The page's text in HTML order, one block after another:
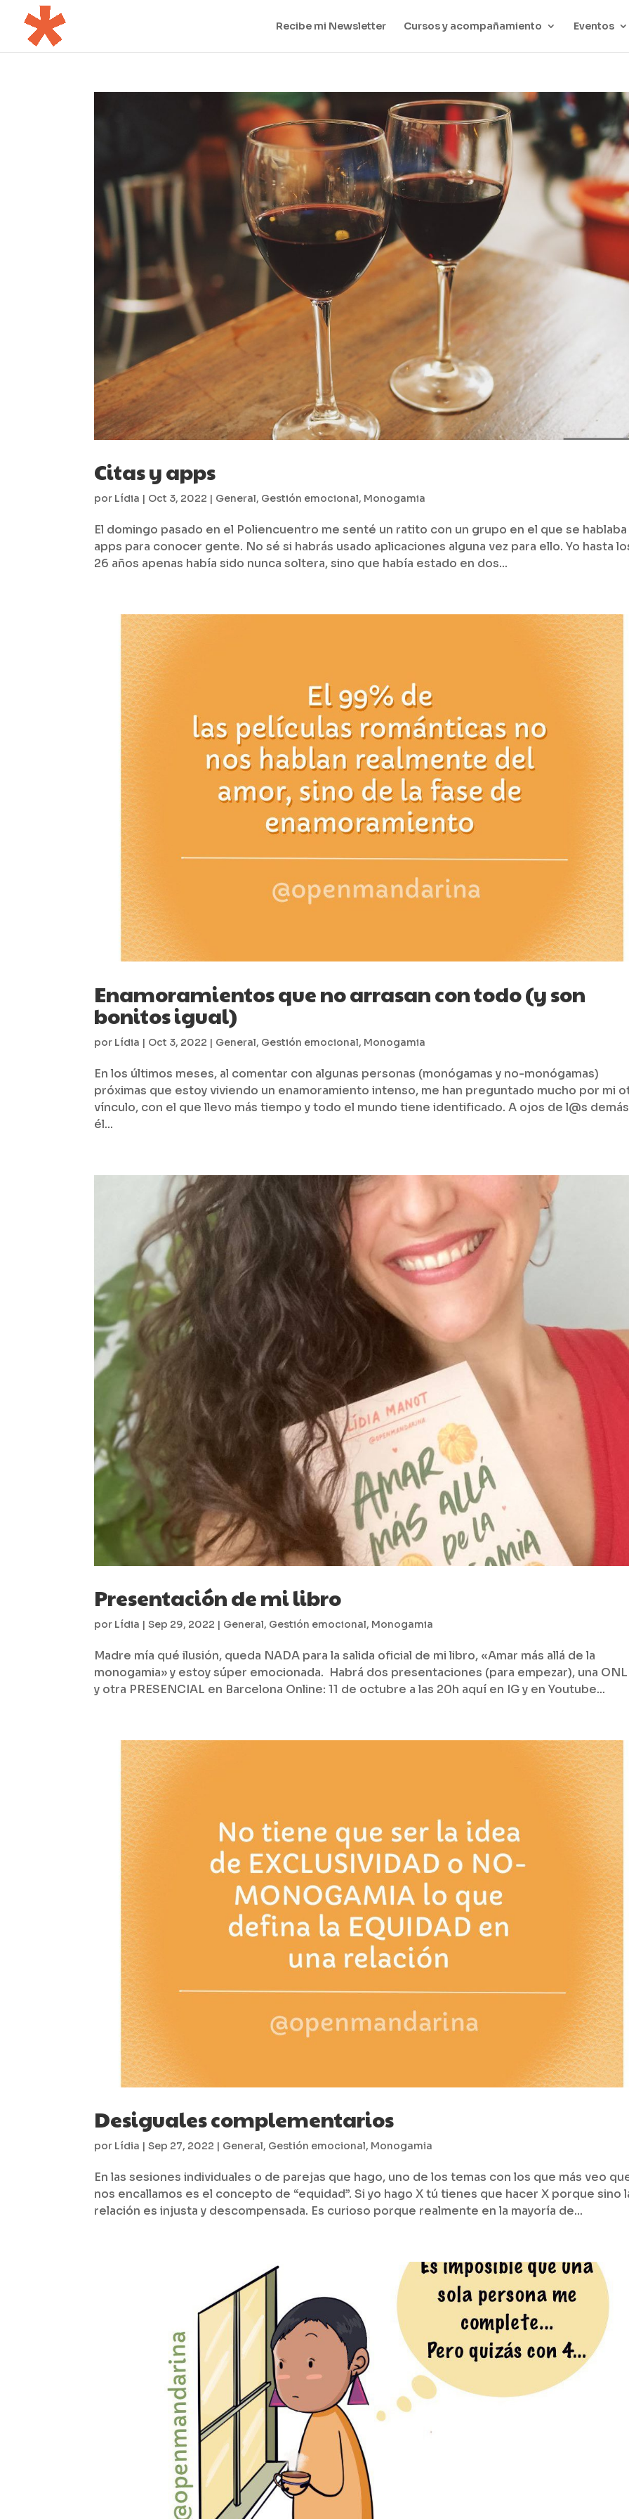
Recibe mi Newsletter Cursos y acompañamiento Eventos
Citas y apps
por Lídia | Oct 3, 2022 | General, Gestión emocional, Monogamia
El domingo pasado en el Poliencuentro me senté un ratito con un grupo en el que se
apps para conocer gente. No sé si habrás usado aplicaciones alguna vez para ello. Yo hasta
26 años apenas había sido nunca soltera, sino que había estado en dos...
Enamoramientos que no arrasan con todo (y son
bonitos igual)
por Lídia | Oct 3, 2022 | General, Gestión emocional, Monogamia
En los últimos meses, al comentar con algunas personas (monógamas y no-monógamas)
próximas que estoy viviendo un enamoramiento intenso, me han preguntado mucho por mi
vínculo, con el que llevo más tiempo y todo el mundo tiene identificado. A ojos de l@s
él...
Presentación de mi libro
por Lídia |Sep 29, 2022 | General, Gestión emocional, Monogamia
Madre mía qué ilusión, queda NADA para la salida oficial de mi libro, «Amar más allá de la
monogamia» y estoy súper emocionada. Habrá dos presentaciones (para empezar), una
y otra PRESENCIAL en Barcelona Online: 11 de octubre a las 20h aquí en IG y en Youtube...
Desiguales complementarios
por Lídia |Sep 27, 2022 | General, Gestión emocional, Monogamia
En las sesiones individuales o de parejas que hago, uno de los temas con los que más veo
nos encallamos es el concepto de “equidad”. Si yo hago X tú tienes que hacer X porque sino
relación es injusta y descompensada. Es curioso porque realmente en la mayoría de...